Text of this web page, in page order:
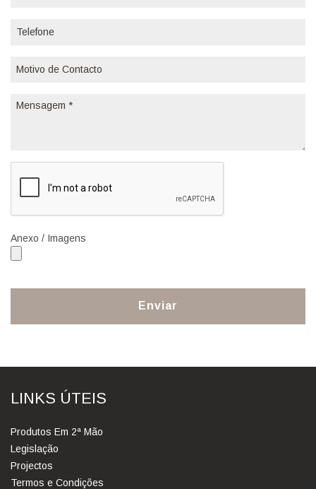
Anexo / Imagens
Enviar
LINKS ÚTEIS
Produtos Em 2ª Mão
Legislação
Projectos
Termos e Condições